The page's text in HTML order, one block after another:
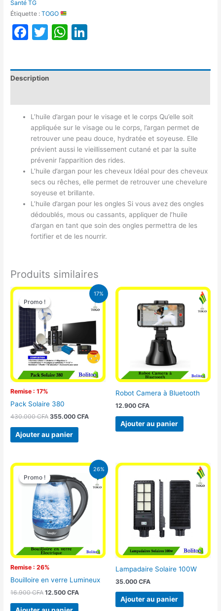
Santé TG
Étiquette :TOGO
Facebook
TwitterWhatsApp
Description
L’huile d’argan pour le visage et le corps Qu’elle soit
appliquée sur le visage ou le corps, l’argan permet de
retrouver une peau douce, hydratée et soyeuse. Elle
prévient aussi le vieillissement cutané et par la suite
prévenir l’apparition des rides.
L’huile d’argan pour les cheveux Idéal pour des cheveux
secs ou rêches, elle permet de retrouver une chevelure
soyeuse et brillante.
L’huile d’argan pour les ongles Si vous avez des ongles
dédoublés, mous ou cassants, appliquer de l’huile
d’argan en tant que soin des ongles permettra de les
fortifier et de les nourrir.
Produits similaires
17%
Promo !
Remise : 17%
Promo !
Pack Solaire 380
430.000CFA
Le
initial
était :
430.000 CFA.
355.000CFA
Le
prix
actuel
355.000 CFA.
Ajouter au panier
Robot Camera à Bluetooth
12.900 CFA
Ajouter au panier
26%
Promo !
Remise : 26%
Promo !
Bouilloire en verre Lumineux
16.900CFA
Le
prix
initial
16.900 CFA.
12.500CFA
Le
prix
actuel
est :
12.500 CFA.
Lampadaire Solaire 100W
35.000 CFA
Ajouter au panier